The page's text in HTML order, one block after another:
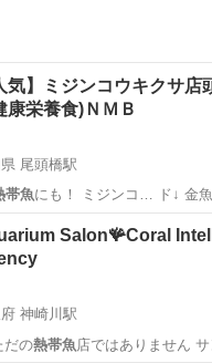
気】ミジンコウキクサ店
康栄養食)ＮＭＢ
尾頭橋駅
帯魚 にも！ ミ
その他のペット
Salon🪸Coral
神崎川駅
だの熱帯魚 店ではありません サンゴと海水魚を